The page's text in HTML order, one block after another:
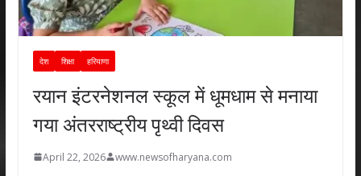
देश शिक्षा हरियाणा
रयान इंटरनेशनल स्कूल में धूमधाम से मनाया
गया अंतरराष्ट्रीय पृथ्वी दिवस
April 22, 2026 www.newsofharyana.com